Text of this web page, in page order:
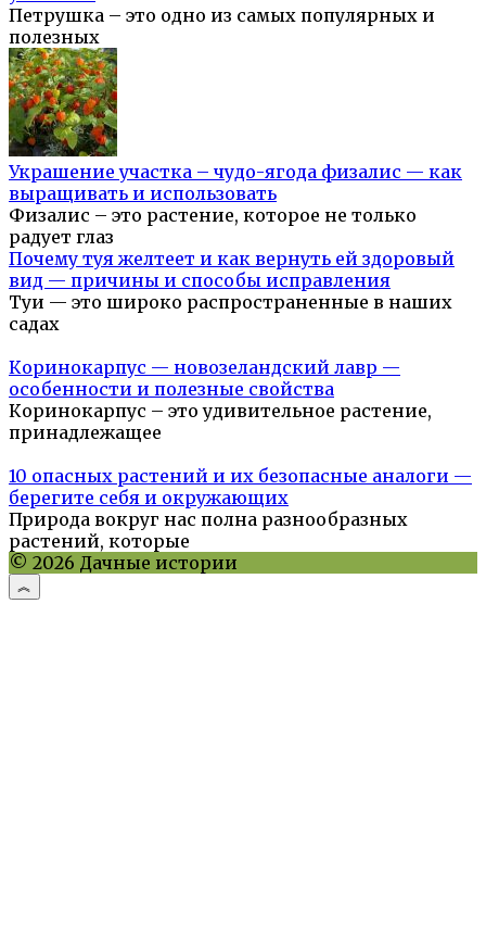
Петрушка – это одно из самых популярных и
полезных
Украшение участка – чудо-ягода физалис — как
выращивать и использовать
Физалис – это растение, которое не только
радует глаз
Почему туя желтеет и как вернуть ей здоровый
вид — причины и способы исправления
Туи — это широко распространенные в наших
садах
Коринокарпус — новозеландский лавр —
особенности и полезные свойства
Коринокарпус – это удивительное растение,
принадлежащее
10 опасных растений и их безопасные аналоги —
берегите себя и окружающих
Природа вокруг нас полна разнообразных
растений, которые
© 2026 Дачные истории